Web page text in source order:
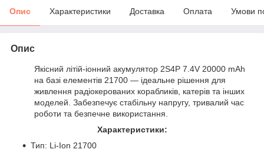
Опис Характеристики Доставка Оплата Умови
Опис
Якісний літій-іонний акумулятор 2S4P 7.4V 20000 mAh
на базі елементів 21700 — ідеальне рішення для
живлення радіокерованих корабликів, катерів та інших
моделей. Забезпечує стабільну напругу, тривалий час
роботи та безпечне використання.
Характеристики:
Тип: Li-Ion 21700